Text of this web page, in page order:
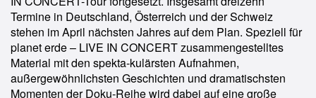
Termine in Deutschland, Österreich und der Schweiz
stehen im April nächsten Jahres auf dem Plan. Speziell für
planet erde – LIVE IN CONCERT zusammengestelltes
Material mit den spekta-kulärsten Aufnahmen,
außergewöhnlichsten Geschichten und dramatischsten
Momenten der Doku-Reihe wird dabei auf eine große